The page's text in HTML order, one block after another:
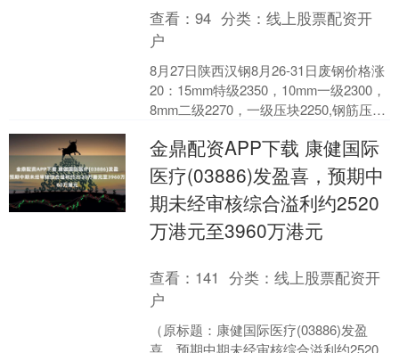
查看：94 分类：线上股票配资开
户
8月27日陕西汉钢8月26-31日废钢价格涨
20：15mm特级2350，10mm一级2300，
8mm二级2270，一级压块2250,钢筋压块
金鼎配资APP下载 康健国际
医疗(03886)发盈喜，预期中
期未经审核综合溢利约2520
万港元至3960万港元
查看： 141 分类：线上股票配资开
户
（原标题：康健国际医疗(03886)发盈
喜，预期中期未经审核综合溢利约2520